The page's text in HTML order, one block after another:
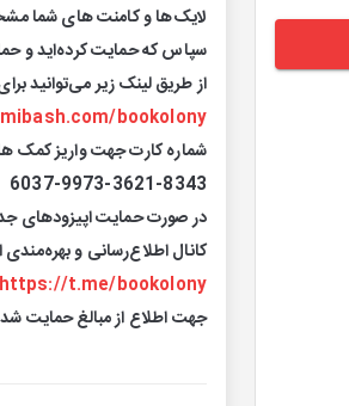
لایک‌ها و کامنت های شما
سپاس که حمایت کرده‌اید و
از طریق لینک زیر می‌توانید
bookolony
شماره کارت جهت واریز کمک
6037-9973-3621-8343
در صورت حمایت اپیزودهای
کانال اطلاع‌رسانی و بهره‌مندی
https://t.me/bookolony
جهت اطلاع از مبالغ حمایت